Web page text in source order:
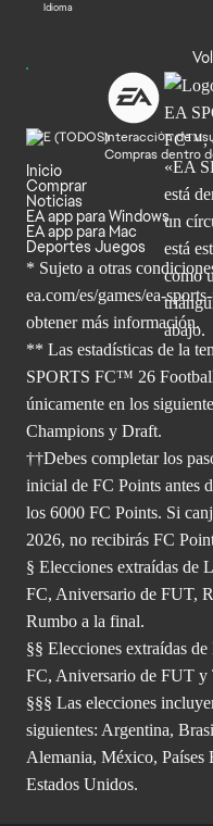
Idioma
Interacción de
Compras dentro
Inicio
Comprar
Noticias
EA app para Windows
EA app para Mac
Deportes Juegos
* Sujeto a otras
ea.com/es/games/ea-
obtenermás información.
** Las estadísticas de la
SPORTS FC™ 26
únicamente en los
Champions y Draft.
††Debes completar los
inicial de FC Points antes
los 6000 FC Points. Si
2026, no recibirás FC
§ Elecciones extraídas de
FC, Aniversario de FUT,
Rumbo a la final.
§§ Elecciones extraídas
FC, Aniversario de FUT y
§§§ Las elecciones
siguientes: Argentina,
Alemania, México, Países
Estados Unidos.